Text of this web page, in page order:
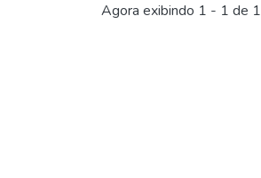
Agora exibindo 1 - 1 de 1